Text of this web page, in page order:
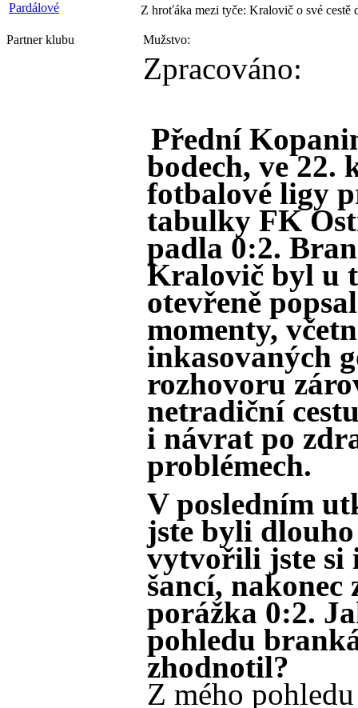
Pardálové
Partnerklubu
Z hroťáka mezi tyče: Kralovič o své cestě
Mužstvo:
Zpracováno:
Přední
bodech, ve 22.
fotbalové ligy
tabulky FK
padla 0:2.
Kralovič byl u
otevřeně
momenty,
inkasovaných
rozhovoru
netradiční
i návrat po
problémech.
V posledním
jste byli
vytvořili jste si
šancí, nakonec
porážka 0:2.
pohledu
zhodnotil?
Z mého